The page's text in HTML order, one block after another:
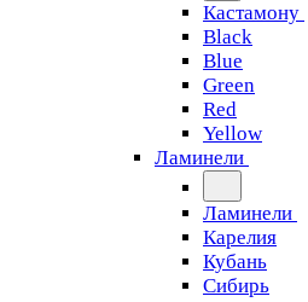
Кастамону
Black
Blue
Green
Red
Yellow
Ламинели
Ламинели
Карелия
Кубань
Сибирь